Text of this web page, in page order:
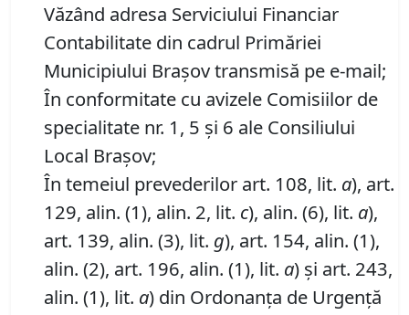
Văzând adresa Serviciului Financiar
Contabilitate din cadrul Primăriei
Municipiului Braşov transmisă pe e-mail;
În conformitate cu avizele Comisiilor de
specialitate nr. 1, 5 și 6 ale Consiliului
Local Brașov;
În temeiul prevederilor art. 108, lit. a), art.
129, alin. (1), alin. 2, lit. c), alin. (6), lit. a),
art. 139, alin. (3), lit. g), art. 154, alin. (1),
alin. (2), art. 196, alin. (1), lit. a) și art. 243,
alin. (1), lit. a) din Ordonanța de Urgență